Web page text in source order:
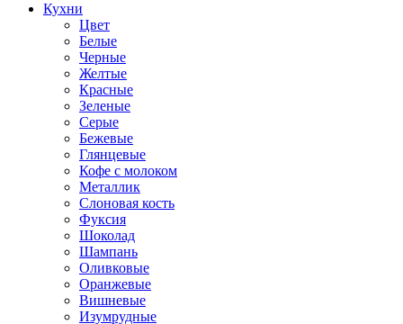
Кухни
Цвет
Белые
Черные
Желтые
Красные
Зеленые
Серые
Бежевые
Глянцевые
Кофе с молоком
Металлик
Слоновая кость
Фуксия
Шоколад
Шампань
Оливковые
Оранжевые
Вишневые
Изумрудные